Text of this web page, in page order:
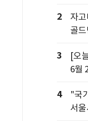
2
자
골
3
[오
6월
4
"국
서